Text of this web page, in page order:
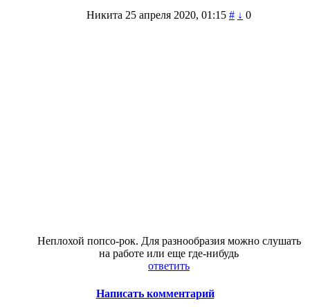
Никита 25 апреля 2020, 01:15 # ↓ 0
Неплохой попсо-рок. Для разнообразия можно слушать
на работе или еще где-нибудь
ответить
Написать комментарий